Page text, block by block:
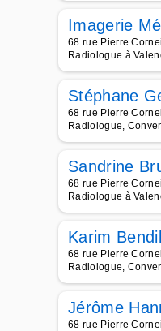
Imagerie
68 rue Pierre
Radiologue à
Stéphane
68 rue Pierre
Radiologue,
Sandrine
68 rue Pierre
Radiologue à
Karim
68 rue Pierre
Radiologue,
Jérôme
68 rue Pierre